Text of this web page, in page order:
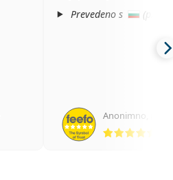
Prevedeno s
(
Anonimno